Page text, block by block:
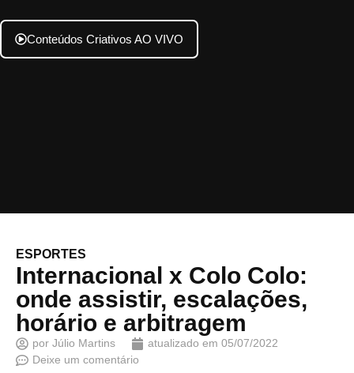
Conteúdos Criativos AO VIVO
ESPORTES
Internacional x Colo Colo:
onde assistir, escalações,
horário e arbitragem
por Júlio Martins atualizado em 05/07/2022
Deixe um comentário